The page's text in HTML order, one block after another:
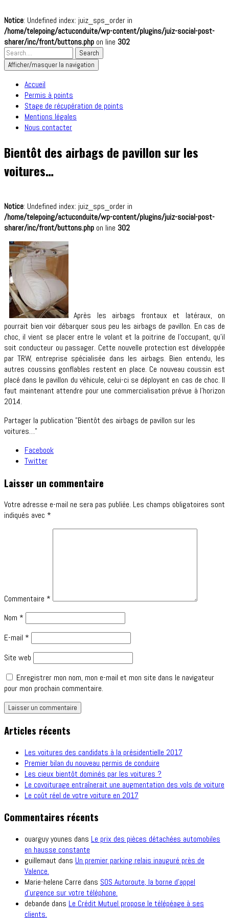
Notice: Undefined index: juiz_sps_order in
/home/telepoing/actuconduite/wp-content/plugins/juiz-social-post-
sharer/inc/front/buttons.php on line 302
Afficher/masquer la navigation
Accueil
Permis à points
Stage de récupération de points
Mentions légales
Nous contacter
Bientôt des airbags de pavillon sur les
voitures…
Notice: Undefined index: juiz_sps_order in
/home/telepoing/actuconduite/wp-content/plugins/juiz-social-post-
sharer/inc/front/buttons.php on line 302
Après les airbags frontaux et latéraux, on
pourrait bien voir débarquer sous peu les airbags de pavillon. En cas de
choc, il vient se placer entre le volant et la poitrine de l’occupant, qu’il
soit conducteur ou passager. Cette nouvelle protection est développée
par TRW, entreprise spécialisée dans les airbags. Bien entendu, les
autres coussins gonflables restent en place. Ce nouveau coussin est
placé dans le pavillon du véhicule, celui-ci se déployant en cas de choc. Il
faut maintenant attendre pour une commercialisation prévue à l’horizon
2014.
Partager la publication "Bientôt des airbags de pavillon sur les
voitures…"
Facebook
Twitter
Laisser un commentaire
Votre adresse e-mail ne sera pas publiée. Les champs obligatoires sont
indiqués avec *
Commentaire *
Nom *
E-mail *
Site web
Enregistrer mon nom, mon e-mail et mon site dans le navigateur
pour mon prochain commentaire.
Articles récents
Les voitures des candidats à la présidentielle 2017
Premier bilan du nouveau permis de conduire
Les cieux bientôt dominés par les voitures ?
Le covoiturage entraînerait une augmentation des vols de voiture
Le coût réel de votre voiture en 2017
Commentaires récents
ouarguy younes dans Le prix des pièces détachées automobiles
en hausse constante
guillemaut dans Un premier parking relais inauguré près de
Valence.
Marie-helene Carre dans SOS Autoroute, la borne d’appel
d’urgence sur votre téléphone.
debande dans Le Crédit Mutuel propose le télépéage à ses
clients.